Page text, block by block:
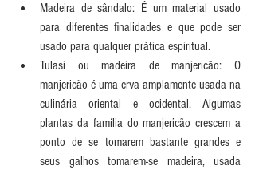
Madeira de sândalo: É um material usado
para diferentes finalidades e que pode ser
usado para qualquer prática espiritual.
Tulasi ou madeira de manjericão: O
manjericão é uma erva amplamente usada na
culinária oriental e ocidental. Algumas
plantas da família do manjericão crescem a
ponto de se tomarem bastante grandes e
seus galhos tomarem-se madeira, usada